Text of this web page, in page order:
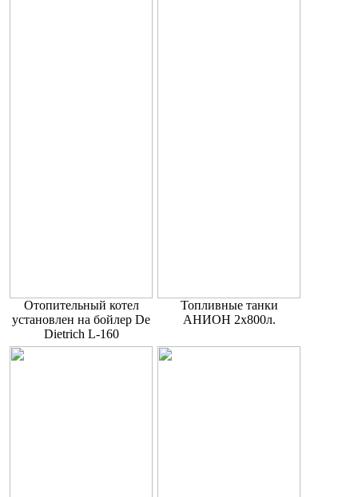
Отопительный котел
установлен на бойлер De
Dietrich L-160
Топливные танки
АНИОН 2х800л.